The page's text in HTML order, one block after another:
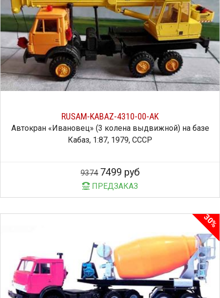
RUSAM-KABAZ-4310-00-AK
Автокран «Ивановец» (3 колена выдвижной) на базе
Кабаз, 1:87, 1979, СССР
9374 7499 руб
ПРЕДЗАКАЗ
30%